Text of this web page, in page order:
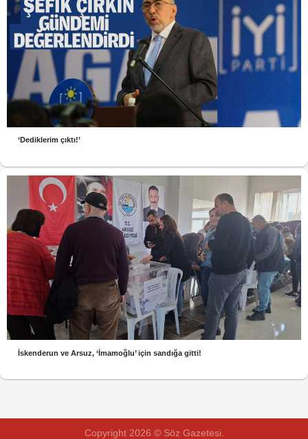
‘Dediklerim çıktı!’
İskenderun ve Arsuz, ‘İmamoğlu’ için sandığa gitti!
Copyright 2026 © Söz Gazetesi.